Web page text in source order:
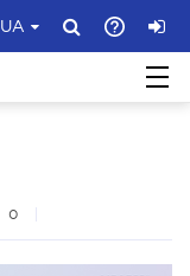
UA
0